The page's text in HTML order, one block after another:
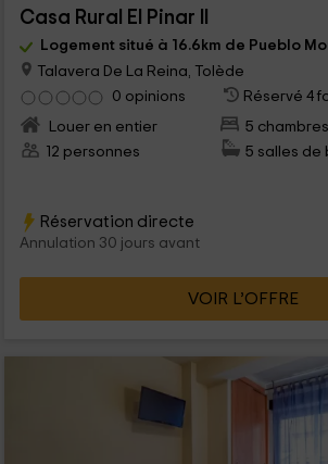
Casa Rural El Pinar II
Logement situé à 16.6km de Pueblo
Talavera De La Reina, Tolède
0 opinions
Réservé 4
Louer en entier
5 chambres
12 personnes
5 salles de
Réservation directe
Annulation 30 jours avant
VOIR L’OFFRE